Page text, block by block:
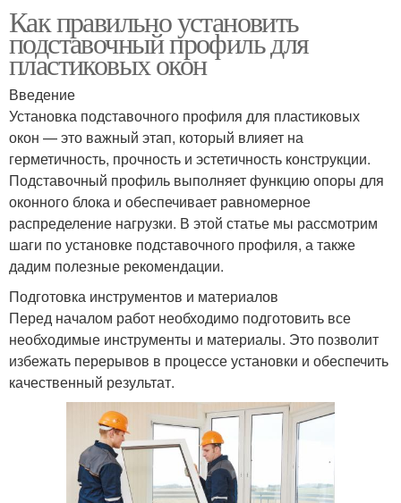
Как правильно установить
подставочный профиль для
пластиковых окон
Введение
Установка подставочного профиля для пластиковых
окон — это важный этап, который влияет на
герметичность, прочность и эстетичность конструкции.
Подставочный профиль выполняет функцию опоры для
оконного блока и обеспечивает равномерное
распределение нагрузки. В этой статье мы рассмотрим
шаги по установке подставочного профиля, а также
дадим полезные рекомендации.
Подготовка инструментов и материалов
Перед началом работ необходимо подготовить все
необходимые инструменты и материалы. Это позволит
избежать перерывов в процессе установки и обеспечить
качественный результат.